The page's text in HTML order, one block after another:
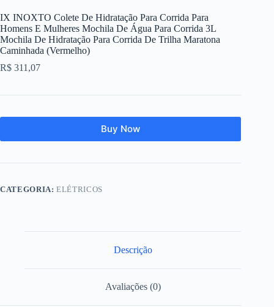
IX INOXTO Colete De Hidratação Para Corrida Para
Homens E Mulheres Mochila De Água Para Corrida 3L
Mochila De Hidratação Para Corrida De Trilha Maratona
Caminhada (Vermelho)
R$ 311,07
Buy Now
CATEGORIA:ELÉTRICOS
Descrição
Avaliações (0)